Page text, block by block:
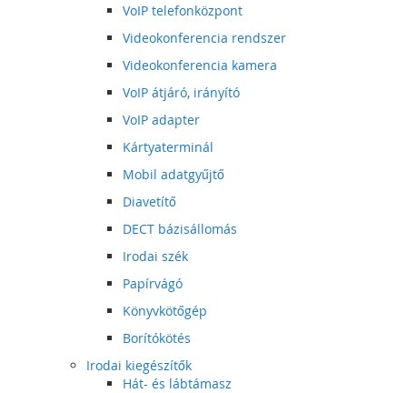
VoIP telefonközpont
Videokonferencia rendszer
Videokonferencia kamera
VoIP átjáró, irányító
VoIP adapter
Kártyaterminál
Mobil adatgyűjtő
Diavetítő
DECT bázisállomás
Irodai szék
Papírvágó
Könyvkötőgép
Borítókötés
Irodai kiegészítők
Hát- és lábtámasz